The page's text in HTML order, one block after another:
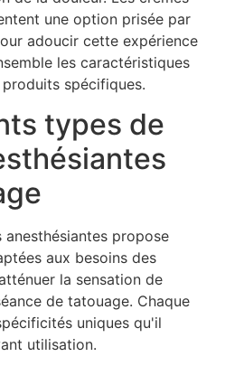
une option prisée par
adoucir cette expérience
les caractéristiques
spécifiques.
types de
anesthésiantes propose
aux besoins des
la sensation de
de tatouage. Chaque
uniques qu'il
utilisation.